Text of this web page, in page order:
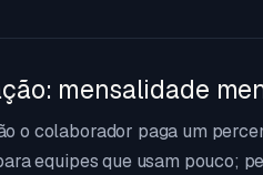
mensalidade
o colaborador paga um
equipes que usam pouco;